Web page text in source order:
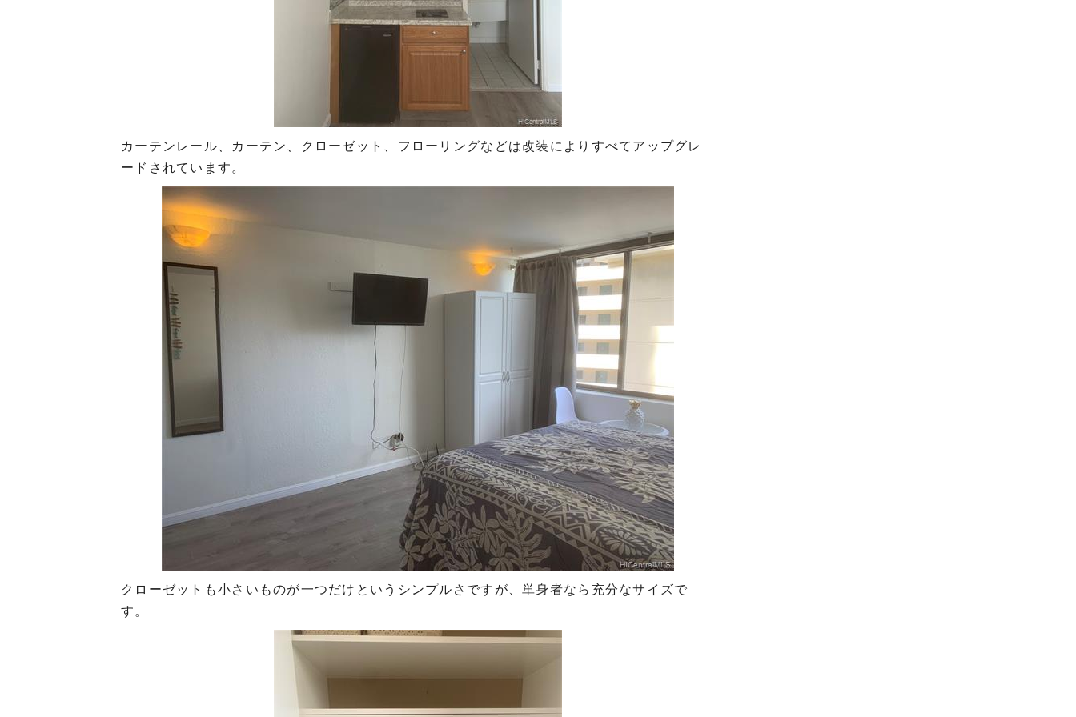
カーテンレール、カーテン、クローゼット、フローリングなどは改装によりすべてアップグレ
ードされています。
クローゼットも小さいものが一つだけというシンプルさですが、単身者なら充分なサイズで
す。